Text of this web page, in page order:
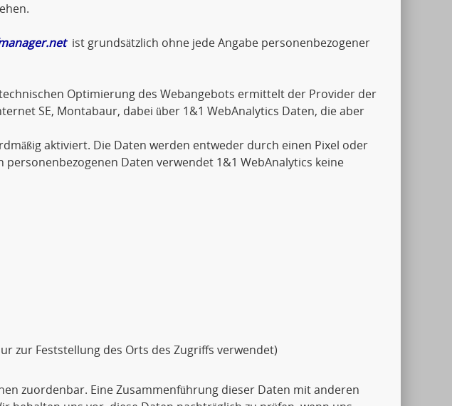
ist grundsätzlich ohne jede Angabe personenbezogener
Optimierung des Webangebots ermittelt der Provider der
SE, Montabaur, dabei über 1&1 WebAnalytics Daten, die aber
aktiviert. Die Daten werden entweder durch einen Pixel oder
Daten verwendet 1&1 WebAnalytics keine
zur Feststellung des Orts des Zugriffs verwendet)
zuordenbar. Eine Zusammenführung dieser Daten mit anderen